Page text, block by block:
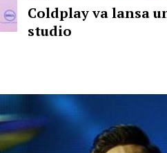
Coldplay va lansa
studio